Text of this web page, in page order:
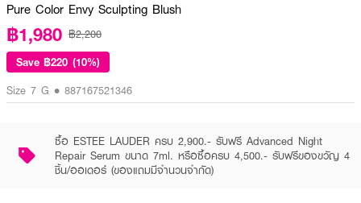
Pure Color Envy Sculpting Blush
฿1,980 ฿2,200
Save ฿220 (10%)
Size 7 G • 887167521346
ซื้อ ESTEE LAUDER ครบ 2,900.- รับฟรี Advanced Night
Repair Serum ขนาด 7ml. หรือซื้อครบ 4,500.- รับฟรีของขวัญ 4
ชิ้น/ออเดอร์ (ของแถมมีจำนวนจำกัด)